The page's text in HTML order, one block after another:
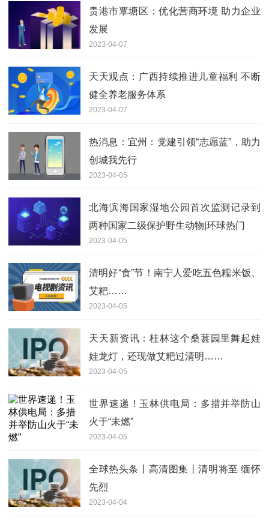
贵港市覃塘区：优化营商环境 助力企业
发展
2023-04-07
天天观点：广西持续推进儿童福利 不断
健全养老服务体系
2023-04-07
热消息：宜州：党建引领“志愿蓝”，助力
创城我先行
2023-04-05
北海滨海国家湿地公园首次监测记录到
两种国家二级保护野生动物|环球热门
2023-04-05
清明好“食”节！南宁人爱吃五色糯米饭、
艾粑……
2023-04-05
天天新资讯：桂林这个桑葚园里舞起娃
娃龙灯，还现做艾粑过清明……
2023-04-05
世界速递！玉林供电局：多措并举防山
火于“未燃”
2023-04-05
全球热头条丨高清图集丨清明将至 缅怀
先烈
2023-04-04